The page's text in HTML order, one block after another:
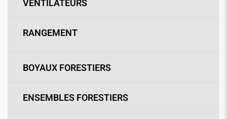
VENTILATEURS
RANGEMENT
BOYAUX FORESTIERS
ENSEMBLES FORESTIERS